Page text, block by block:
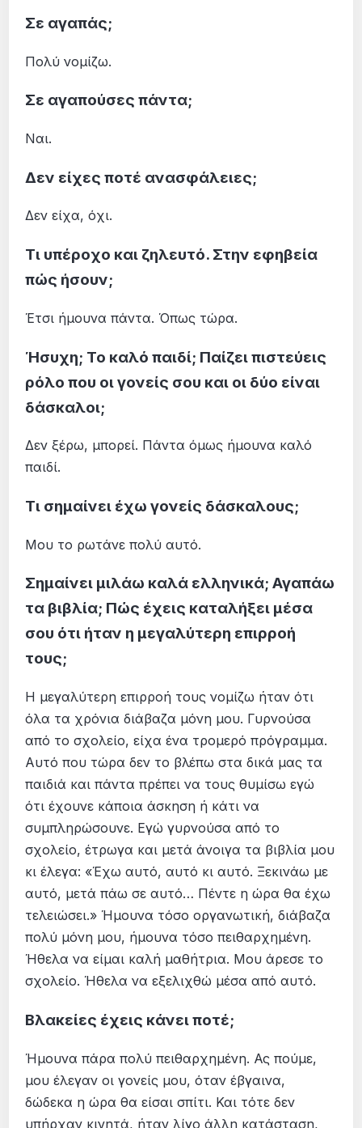
Σε αγαπάς;
Πολύ νομίζω.
Σε αγαπούσες πάντα;
Ναι.
Δεν είχες ποτέ ανασφάλειες;
Δεν είχα, όχι.
Τι υπέροχο και ζηλευτό. Στην εφηβεία
πώς ήσουν;
Έτσι ήμουνα πάντα. Όπως τώρα.
Ήσυχη; Το καλό παιδί; Παίζει πιστεύεις
ρόλο που οι γονείς σου και οι δύο είναι
δάσκαλοι;
Δεν ξέρω, μπορεί. Πάντα όμως ήμουνα καλό
παιδί.
Τι σημαίνει έχω γονείς δάσκαλους;
Μου το ρωτάνε πολύ αυτό.
Σημαίνει μιλάω καλά ελληνικά; Αγαπάω
τα βιβλία; Πώς έχεις καταλήξει μέσα
σου ότι ήταν η μεγαλύτερη επιρροή
τους;
Η μεγαλύτερη επιρροή τους νομίζω ήταν ότι
όλα τα χρόνια διάβαζα μόνη μου. Γυρνούσα
από το σχολείο, είχα ένα τρομερό πρόγραμμα.
Αυτό που τώρα δεν το βλέπω στα δικά μας τα
παιδιά και πάντα πρέπει να τους θυμίσω εγώ
ότι έχουνε κάποια άσκηση ή κάτι να
συμπληρώσουνε. Εγώ γυρνούσα από το
σχολείο, έτρωγα και μετά άνοιγα τα βιβλία μου
κι έλεγα: «Έχω αυτό, αυτό κι αυτό. Ξεκινάω με
αυτό, μετά πάω σε αυτό… Πέντε η ώρα θα έχω
τελειώσει.» Ήμουνα τόσο οργανωτική, διάβαζα
πολύ μόνη μου, ήμουνα τόσο πειθαρχημένη.
Ήθελα να είμαι καλή μαθήτρια. Μου άρεσε το
σχολείο. Ήθελα να εξελιχθώ μέσα από αυτό.
Βλακείες έχεις κάνει ποτέ;
Ήμουνα πάρα πολύ πειθαρχημένη. Ας πούμε,
μου έλεγαν οι γονείς μου, όταν έβγαινα,
δώδεκα η ώρα θα είσαι σπίτι. Και τότε δεν
υπήρχαν κινητά, ήταν λίγο άλλη κατάσταση,